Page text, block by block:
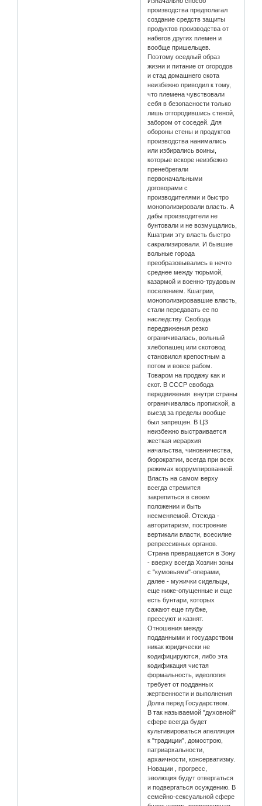
производства предполагал
создание средств защиты
продуктов производства от
набегов других племен и
вообще пришельцев.
Поэтому оседлый образ
жизни и питание от огородов
и стад домашнего скота
неизбежно приводил к тому,
что племена чувствовали
себя в безопасности только
лишь отгородившись стеной,
забором от соседей. Для
обороны стены и продуктов
производства нанимались
или избирались воины,
которые вскоре неизбежно
пренебрегали
первоначальными
договорами с
производителями и быстро
монополизировали власть. А
дабы производители не
бунтовали и не возмущались,
Кшатрии эту власть быстро
сакрализировали. И бывшие
вольные города
преобразовывались в нечто
среднее между тюрьмой,
казармой и военно-трудовым
поселением. Кшатрии,
монополизировавшие власть,
стали передавать ее по
наследству. Свобода
передвижения резко
ограничивалась, вольный
хлебопашец или скотовод
становился крепостным а
потом и вовсе рабом.
Товаром на продажу как и
скот. В СССР свобода
передвижения внутри страны
ограничивалась пропиской, а
выезд за пределы вообще
был запрещен. В ЦЗ
неизбежно выстраивается
жесткая иерархия
начальства, чиновничества,
бюрократии, всегда при всех
режимах коррумпированной.
Власть на самом верху
всегда стремится
закрепиться в своем
положении и быть
несменяемой. Отсюда -
авторитаризм, построение
вертикали власти, всесилие
репрессивных органов.
Страна превращается в Зону
- вверху всегда Хозяин зоны
с "кумовьями"-операми,
далее - мужички сидельцы,
еще ниже-опущенные и еще
есть бунтари, которых
сажают еще глубже,
прессуют и казнят.
Отношения между
подданными и государством
никак юридически не
кодифицируются, либо эта
кодификация чистая
формальность, идеология
требует от подданных
жертвенности и выполнения
Долга перед Государством.
В так называемой "духовной"
сфере всегда будет
культивироваться апелляция
к "традиции", домострою,
патриархальности,
архаичности, консерватизму.
Новации , прогресс,
эволюция будут отвергаться
и подвергаться осуждению. В
семейно-сексуальной сфере